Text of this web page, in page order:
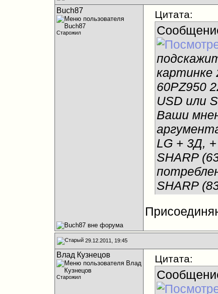
Buch87
Старожил
Цитата:
картинке
60PZ950
USD или
Ваши
LG + 3Д,
SHARP
SHARP
29.12.2011, 19:45
Влад Кузнецов
Старожил
Цитата: